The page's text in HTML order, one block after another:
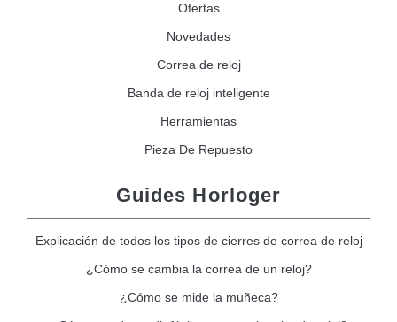
Ofertas
Novedades
Correa de reloj
Banda de reloj inteligente
Herramientas
Pieza De Repuesto
Guides Horloger
Explicación de todos los tipos de cierres de correa de reloj
¿Cómo se cambia la correa de un reloj?
¿Cómo se mide la muñeca?